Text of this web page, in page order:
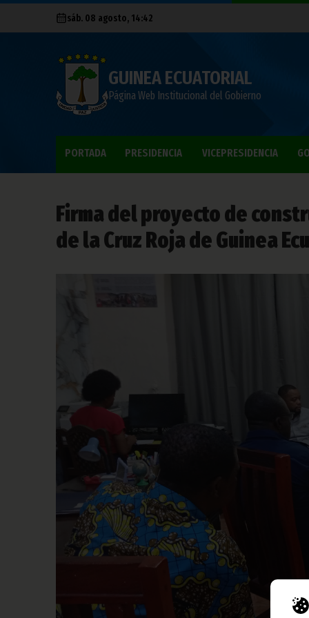
sáb. 08 agosto, 14:42
GUINEA ECUATORIAL
Página Web Institucional del Gobierno
PORTADA PRESIDENCIA VICEPRESIDENCIA
Firma del proyecto de
de la Cruz Roja de Guinea